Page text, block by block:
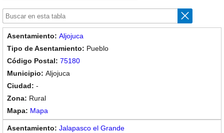
Aljojuca
Pueblo
75180
Aljojuca
-
Rural
Mapa
Jalapasco el Grande